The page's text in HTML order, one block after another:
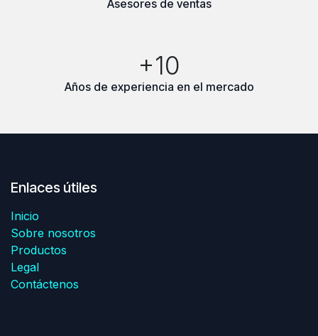
Asesores de ventas
+10
Años de experiencia en el mercado
Enlaces útiles
Inicio
Sobre nosotros
Productos
Legal
Contáctenos